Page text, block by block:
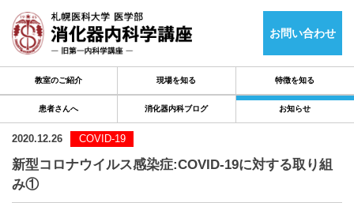
教室のご紹介 現場を知る 特徴を知る
患者さんへ 消化器内科ブログ お知らせ
お問い合わせ
2020.12.26 COVID-19
新型コロナウイルス感染症:COVID-19に対する取り組
み①